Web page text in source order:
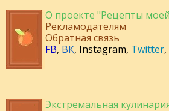
О проекте "Рецепты
Рекламодателям
Обратная связь
FB, ВК, Instagram, Twitter,
Экстремальная